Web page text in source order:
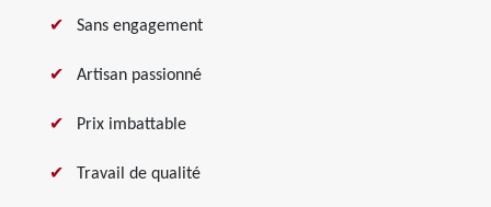
Sans engagement
Artisan passionné
Prix imbattable
Travail de qualité